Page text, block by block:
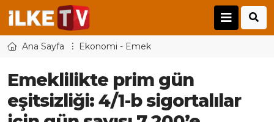
Ana Sayfa Ekonomi - Emek
Emeklilikte prim gün
eşitsizliği: 4/1-b sigortalılar